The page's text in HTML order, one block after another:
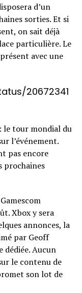
d’un
sorties. Et si
on sait déjà
particulière. Le
avec une
20672341
le tour mondial du
l’événement.
pas encore
prochaines
Xbox y sera
annonces, la
par Geoff
dédiée. Aucun
le contenu de
son lot de